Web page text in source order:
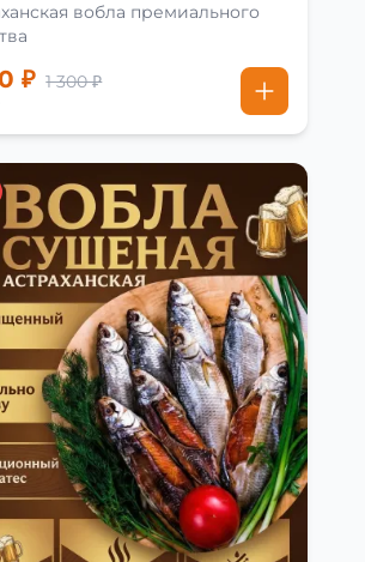
вобла премиального
₽ 1 300 ₽